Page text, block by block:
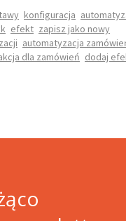
konfiguracja
efekt zapisz jako nowy
automatyzacja
dla zamówień dodaj